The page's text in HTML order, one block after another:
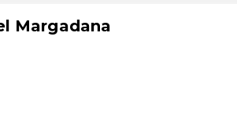
Margadana